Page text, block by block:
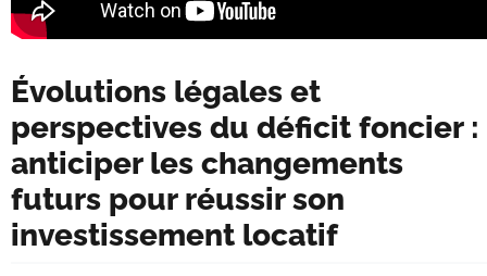
Évolutions légales et
perspectives du déficit foncier :
anticiper les changements
futurs pour réussir son
investissement locatif